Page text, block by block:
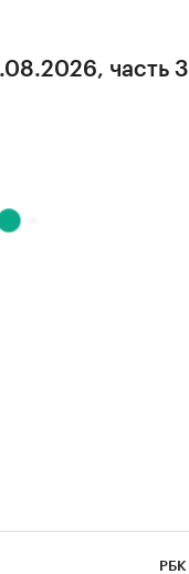
часть 3
РБК